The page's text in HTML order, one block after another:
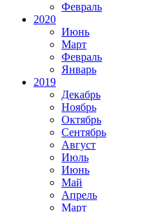
Февраль
2020
Июнь
Март
Февраль
Январь
2019
Декабрь
Ноябрь
Октябрь
Сентябрь
Август
Июль
Июнь
Май
Апрель
Март